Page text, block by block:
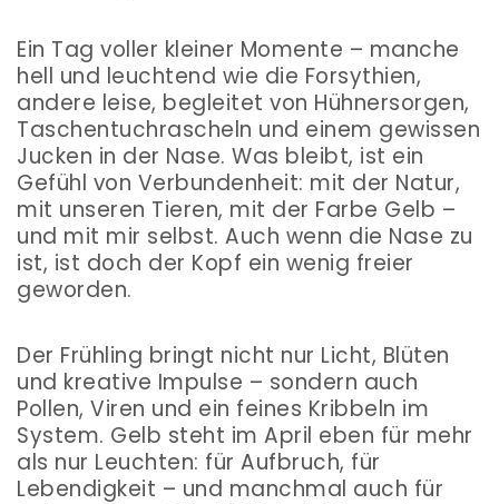
Ein Tag voller kleiner Momente – manche
hell und leuchtend wie die Forsythien,
andere leise, begleitet von Hühnersorgen,
Taschentuchrascheln und einem gewissen
Jucken in der Nase. Was bleibt, ist ein
Gefühl von Verbundenheit: mit der Natur,
mit unseren Tieren, mit der Farbe Gelb –
und mit mir selbst. Auch wenn die Nase zu
ist, ist doch der Kopf ein wenig freier
geworden.
Der Frühling bringt nicht nur Licht, Blüten
und kreative Impulse – sondern auch
Pollen, Viren und ein feines Kribbeln im
System. Gelb steht im April eben für mehr
als nur Leuchten: für Aufbruch, für
Lebendigkeit – und manchmal auch für